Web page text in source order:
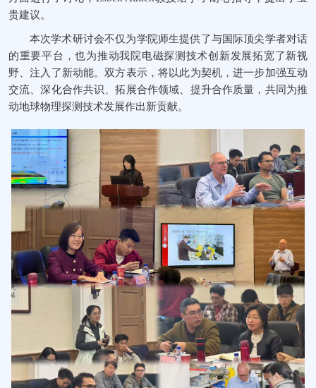
贵建议。
本次学术研讨会不仅为学院师生提供了与国际顶尖学者对话
的重要平台，也为推动我院电磁探测技术创新发展拓宽了新视
野、注入了新动能。双方表示，将以此为契机，进一步加强互动
交流、深化合作共识、拓展合作领域、提升合作质量，共同为推
动地球物理探测技术发展作出新贡献。